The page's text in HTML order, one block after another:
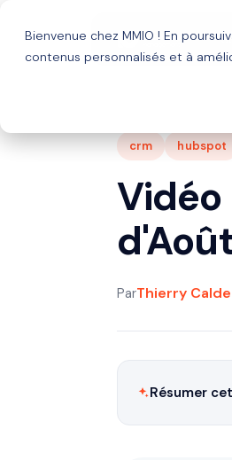
Bienvenue chez MMIO ! En
contenus personnalisés et à
crm hubspot
Vidéo
ParThierry
Résumer